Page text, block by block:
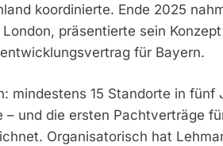
koordinierte. Ende 2025
präsentierte sein
für Bayern.
mindestens 15 Standorte in
– und die ersten Pachtverträge
Organisatorisch hat